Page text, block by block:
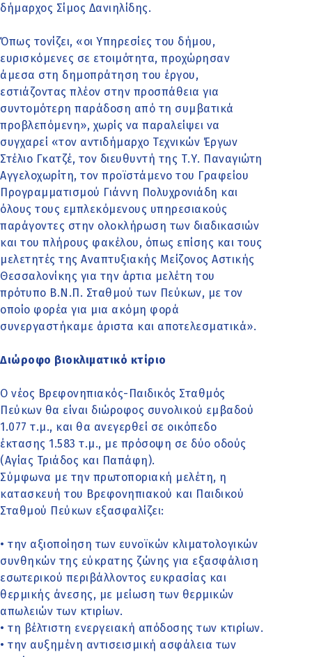
δήμαρχος Σίμος Δανιηλίδης.
Όπως τονίζει, «οι Υπηρεσίες του δήμου,
ευρισκόμενες σε ετοιμότητα, προχώρησαν
άμεσα στη δημοπράτηση του έργου,
εστιάζοντας πλέον στην προσπάθεια για
συντομότερη παράδοση από τη συμβατικά
προβλεπόμενη», χωρίς να παραλείψει να
συγχαρεί «τον αντιδήμαρχο Τεχνικών Έργων
Στέλιο Γκατζέ, τον διευθυντή της Τ.Υ. Παναγιώτη
Αγγελοχωρίτη, τον προϊστάμενο του Γραφείου
Προγραμματισμού Γιάννη Πολυχρονιάδη και
όλους τους εμπλεκόμενους υπηρεσιακούς
παράγοντες στην ολοκλήρωση των διαδικασιών
και του πλήρους φακέλου, όπως επίσης και τους
μελετητές της Αναπτυξιακής Μείζονος Αστικής
Θεσσαλονίκης για την άρτια μελέτη του
πρότυπο Β.Ν.Π. Σταθμού των Πεύκων, με τον
οποίο φορέα για μια ακόμη φορά
συνεργαστήκαμε άριστα και αποτελεσματικά».
Διώροφο βιοκλιματικό κτίριο
Ο νέος Βρεφονηπιακός-Παιδικός Σταθμός
Πεύκων θα είναι διώροφος συνολικού εμβαδού
1.077 τ.μ., και θα ανεγερθεί σε οικόπεδο
έκτασης 1.583 τ.μ., με πρόσοψη σε δύο οδούς
(Αγίας Τριάδος και Παπάφη).
Σύμφωνα με την πρωτοποριακή μελέτη, η
κατασκευή του Βρεφονηπιακού και Παιδικού
Σταθμού Πεύκων εξασφαλίζει:
• την αξιοποίηση των ευνοϊκών κλιματολογικών
συνθηκών της εύκρατης ζώνης για εξασφάλιση
εσωτερικού περιβάλλοντος ευκρασίας και
θερμικής άνεσης, με μείωση των θερμικών
απωλειών των κτιρίων.
• τη βέλτιστη ενεργειακή απόδοσης των κτιρίων.
• την αυξημένη αντισεισμική ασφάλεια των